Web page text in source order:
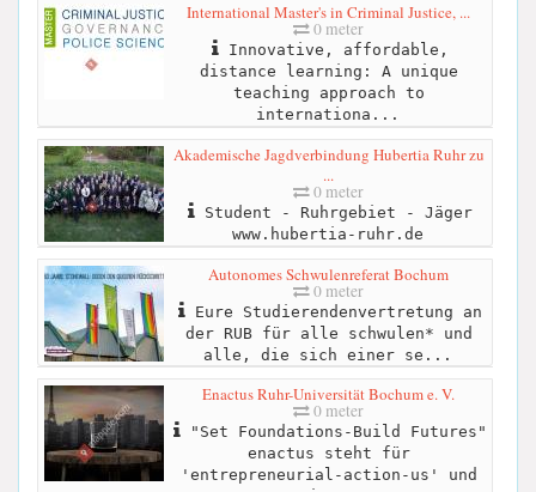
International Master's in Criminal Justice, ...
0 meter
Innovative, affordable,
distance learning: A unique
teaching approach to
internationa...
Akademische Jagdverbindung Hubertia Ruhr zu
...
0 meter
Student - Ruhrgebiet - Jäger
www.hubertia-ruhr.de
Autonomes Schwulenreferat Bochum
0 meter
Eure Studierendenvertretung an
der RUB für alle schwulen* und
alle, die sich einer se...
Enactus Ruhr-Universität Bochum e. V.
0 meter
"Set Foundations-Build Futures"
enactus steht für
'entrepreneurial-action-us' und